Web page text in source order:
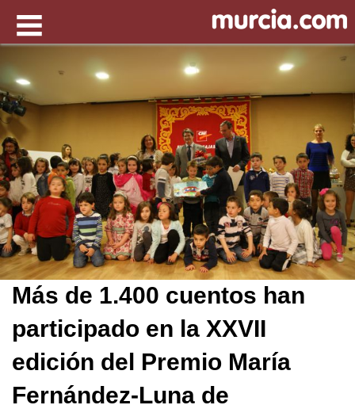
Más de 1.400 cuentos han
participado en la XXVII
edición del Premio María
Fernández-Luna de